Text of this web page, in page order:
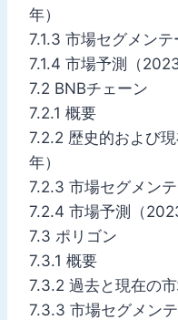
年）
7.1.3 市場セグメンテ
7.1.4 市場予測（
7.2 BNBチェーン
7.2.1 概要
7.2.2 歴史的および
年）
7.2.3 市場セグメン
7.2.4 市場予測（
7.3 ポリゴン
7.3.1 概要
7.3.2 過去と現在の
7.3.3 市場セグメン